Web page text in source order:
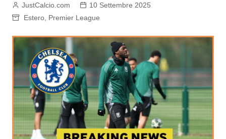
JustCalcio.com
10 Settembre 2025
Estero, Premier League